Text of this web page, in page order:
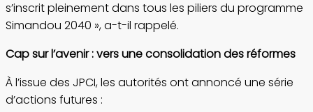
s’inscrit pleinement dans tous les piliers du programme
Simandou 2040 », a-t-il rappelé.
Cap sur l’avenir : vers une consolidation des réformes
À l’issue des JPCI, les autorités ont annoncé une série
d’actions futures :